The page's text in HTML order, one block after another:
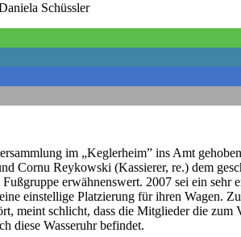
Schüssler
im „Keglerheim” ins Amt
Cornu Reykowski (Kassierer, re.) dem
erwähnenswert. 2007 sei ein sehr
einstellige Platzierung für ihren Wagen.
meint schlicht, dass die Mitglieder die
diese Wasseruhr befindet.